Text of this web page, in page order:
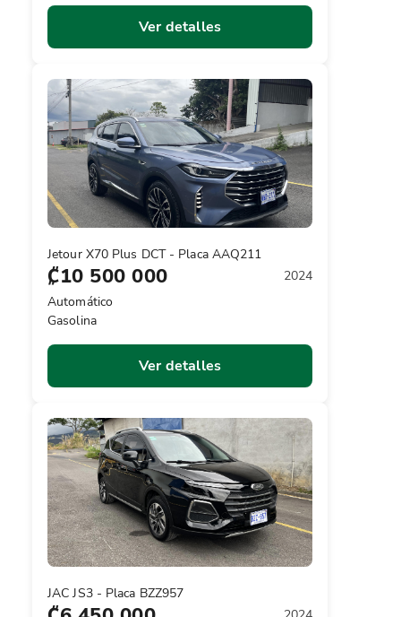
Ver detalles
Jetour X70 Plus DCT - Placa AAQ211
₡10 500 000
2024
Automático
Gasolina
Ver detalles
JAC JS3 - Placa BZZ957